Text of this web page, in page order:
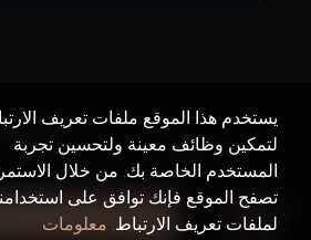
جميع الفلاتر
AX CAPITAL ©2026 جميع الحقوق محفوظة
سياسة الخصوصية خريطة الموقع
يستخدم هذا الموقع ملفات تعريف
لتمكين وظائف معينة ولتحسين تجربة
المستخدم الخاصة بك. من خلال
تصفح الموقع فإنك توافق على
لملفات تعريف الارتباط. معلومات